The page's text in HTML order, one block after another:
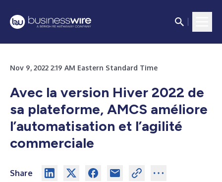
Nov 9, 2022 2:19 AM Eastern Standard Time
Avec la version Hiver 2022 de
sa plateforme, AMCS améliore
l’automatisation et l’agilité
commerciale
Share